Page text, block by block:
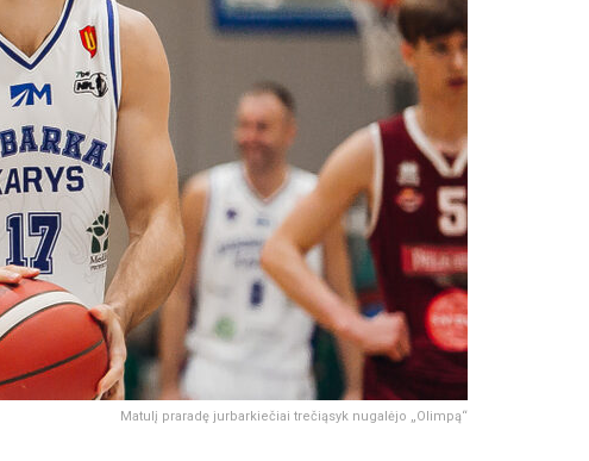
Matulį praradę jurbarkiečiai trečiąsyk nugalėjo „Olimpą“